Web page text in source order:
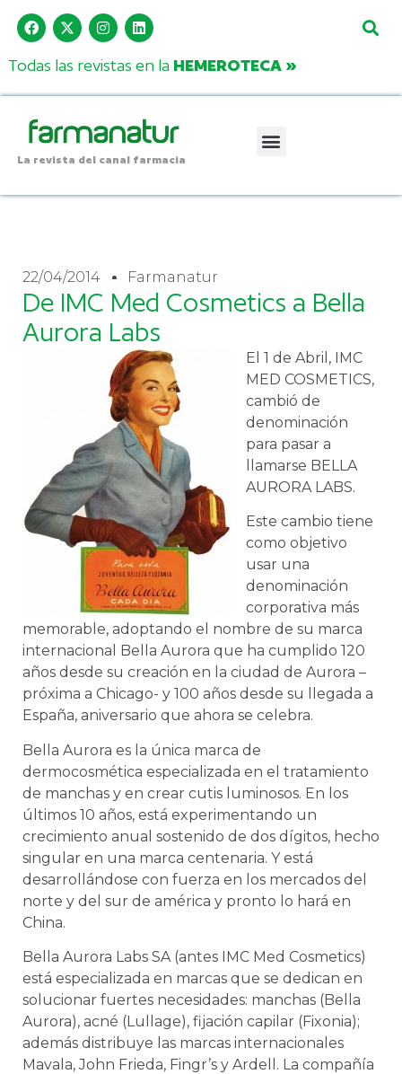
Todas las revistas en la HEMEROTECA »
La revista del canal farmacia
22/04/2014 Farmanatur
De IMC Med Cosmetics a Bella
Aurora Labs
El 1 de Abril, IMC
MED COSMETICS,
cambió de
denominación
para pasar a
llamarse BELLA
AURORA LABS.
Este cambio tiene
como objetivo
usar una
denominación
corporativa más
memorable, adoptando el nombre de su marca
internacional Bella Aurora que ha cumplido 120
años desde su creación en la ciudad de Aurora –
próxima a Chicago- y 100 años desde su llegada a
España, aniversario que ahora se celebra.
Bella Aurora es la única marca de
dermocosmética especializada en el tratamiento
de manchas y en crear cutis luminosos. En los
últimos 10 años, está experimentando un
crecimiento anual sostenido de dos dígitos, hecho
singular en una marca centenaria. Y está
desarrollándose con fuerza en los mercados del
norte y del sur de américa y pronto lo hará en
China.
Bella Aurora Labs SA (antes IMC Med Cosmetics)
está especializada en marcas que se dedican en
solucionar fuertes necesidades: manchas (Bella
Aurora), acné (Lullage), fijación capilar (Fixonia);
además distribuye las marcas internacionales
Mavala, John Frieda, Fingr’s y Ardell. La compañía